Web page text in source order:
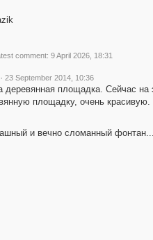
comment: 9 April 2026, 18:31
· 23 September 2014, 10:36
деревянная площадка. Сейчас на
площадку, очень красивую.
и вечно сломанный